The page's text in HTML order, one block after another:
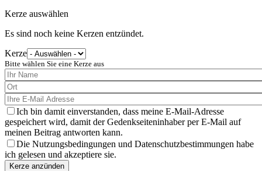
Kerze auswählen
Es sind noch keine Kerzen entzündet.
Kerze
Bitte wählen Sie eine Kerze aus
Ich bin damit einverstanden, dass meine E-Mail-Adresse
gespeichert wird, damit der Gedenkseiteninhaber per E-Mail auf
meinen Beitrag antworten kann.
Die Nutzungsbedingungen und Datenschutzbestimmungen habe
ich gelesen und akzeptiere sie.